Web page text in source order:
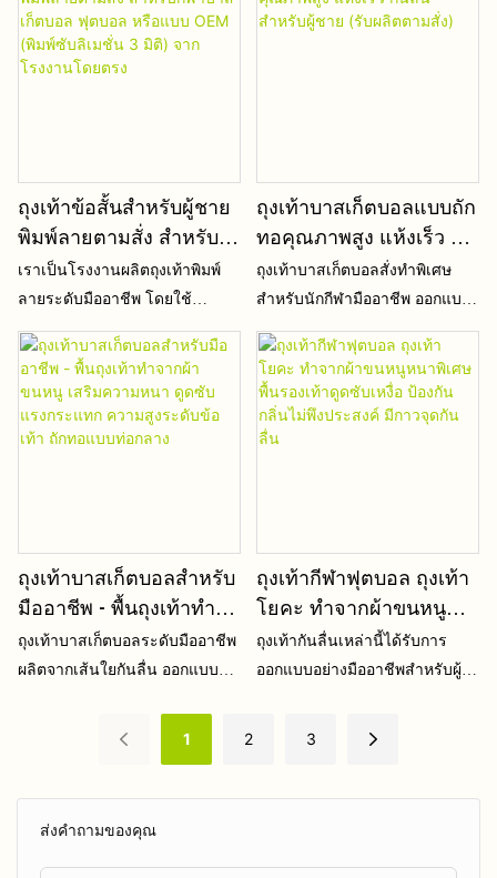
ส่งคำถามของคุณ
บาง และนุ่ม ไม่ระคายเคืองผิว
และไม่ทำให้เกิดการเสียดสีที่
รุนแรง
(BSCI)
บาง และนุ่ม ไม่ระคายเคืองผิว
ถุงเท้าข้อสั้นสำหรับผู้ชาย
พิมพ์ลายตามสั่ง สำหรับ
กีฬาบาสเก็ตบอล ฟุตบอล
หรือแบบ OEM (พิมพ์ซับลิ
เมชั่น 3 มิติ) จากโรงงาน
โดยตรง
เราเป็นโรงงานผลิตถุงเท้าพิมพ์
ลายระดับมืออาชีพ โดยใช้
เทคโนโลยีการพิมพ์ดิจิทัลความ
ละเอียดสูง ทำให้ลวดลายคมชัด มี
มิติ สีสันสดใส และไม่ซีดจางหรือ
ฉีกขาดหลังการซัก
ถุงเท้าบาสเก็ตบอลแบบถัก
ทอคุณภาพสูง แห้งเร็ว กัน
ลื่น สำหรับผู้ชาย (รับผลิต
ตามสั่ง)
ถุงเท้าบาสเก็ตบอลสั่งทำพิเศษ
สำหรับนักกีฬามืออาชีพ ออกแบบ
มาเป็นพิเศษสำหรับกีฬาบาสเก็ตบ
อลที่มีความเข้มข้นสูง ดีไซน์แบบ
หุ้มข้อสูงช่วยโอบกระชับข้อเท้า
และน่องได้อย่างพอดี ป้องกันการ
บาดเจ็บและปกป้องกล้ามเนื้อขา
ถุงเท้าบาสเก็ตบอลสำหรับ
มืออาชีพ - พื้นถุงเท้าทำ
จากผ้าขนหนู เสริมความ
หนา ดูดซับแรงกระแทก
ทอแบบท่อกลาง
ถุงเท้าบาสเก็ตบอลระดับมืออาชีพ
ผลิตจากเส้นใยกันลื่น ออกแบบมา
ที่มีความเข้มข้นสูงและการฝึก
ถุงเท้ากีฬาฟุตบอล ถุงเท้า
โยคะ ทำจากผ้าขนหนู
หนาพิเศษ พื้นรองเท้าดูด
ซับเหงื่อ ป้องกันกลิ่นไม่พึง
ถุงเท้ากันลื่นเหล่านี้ได้รับการ
ออกแบบอย่างมืออาชีพสำหรับผู้รัก
1 2 3